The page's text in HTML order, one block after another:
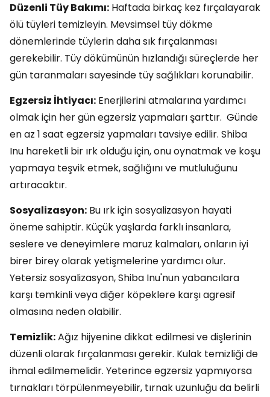
Düzenli Tüy Bakımı: Haftada birkaç kez fırçalayarak
ölü tüyleri temizleyin. Mevsimsel tüy dökme
dönemlerinde tüylerin daha sık fırçalanması
gerekebilir. Tüy dökümünün hızlandığı süreçlerde her
gün taranmaları sayesinde tüy sağlıkları korunabilir.
Egzersiz İhtiyacı: Enerjilerini atmalarına yardımcı
olmak için her gün egzersiz yapmaları şarttır. Günde
en az 1 saat egzersiz yapmaları tavsiye edilir. Shiba
Inu hareketli bir ırk olduğu için, onu oynatmak ve koşu
yapmaya teşvik etmek, sağlığını ve mutluluğunu
artıracaktır.
Sosyalizasyon: Bu ırk için sosyalizasyon hayati
öneme sahiptir. Küçük yaşlarda farklı insanlara,
seslere ve deneyimlere maruz kalmaları, onların iyi
birer birey olarak yetişmelerine yardımcı olur.
Yetersiz sosyalizasyon, Shiba Inu'nun yabancılara
karşı temkinli veya diğer köpeklere karşı agresif
olmasına neden olabilir.
Temizlik:Ağız hijyenine dikkat edilmesi ve dişlerinin
düzenli olarak fırçalanması gerekir. Kulak temizliği de
ihmal edilmemelidir. Yeterince egzersiz yapmıyorsa
tırnakları törpülenmeyebilir, tırnak uzunluğu da belirli